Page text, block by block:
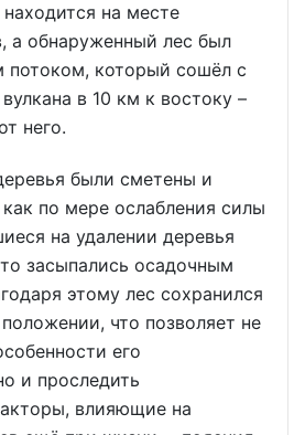
на месте
а обнаруженный лес был
потоком, который сошёл с
в 10 км к востоку –
него.
были сметены и
по мере ослабления силы
на удалении деревья
засыпались осадочным
этому лес сохранился
что позволяет не
его
и проследить
влияющие на